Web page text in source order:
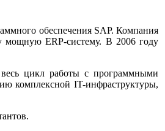
обеспечения SAP. Компания
мощную ERP-систему. В 2006 году
цикл работы с программными
комплексной IT-инфраструктуры,